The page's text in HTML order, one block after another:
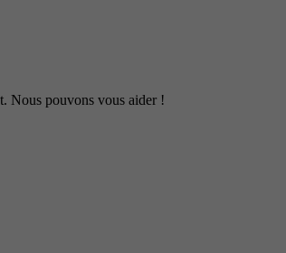
Nous pouvons vous aider !